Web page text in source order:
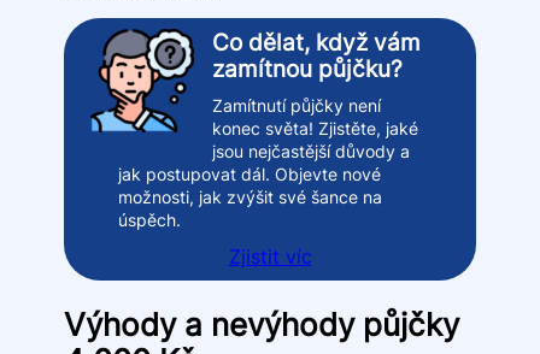
Co dělat, když vám
zamítnou půjčku?
Zamítnutí půjčky není
konec světa! Zjistěte, jaké
jsou nejčastější důvody a
jak postupovat dál. Objevte nové
možnosti, jak zvýšit své šance na
úspěch.
Zjistit víc
Výhody a nevýhody půjčky